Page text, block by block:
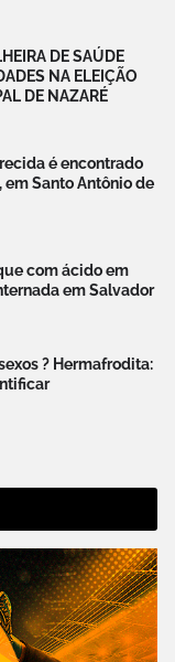
DE SAÚDE
NA ELEIÇÃO
DE NAZARÉ
é encontrado
em Santo Antônio de
com ácido em
em Salvador
? Hermafrodita: